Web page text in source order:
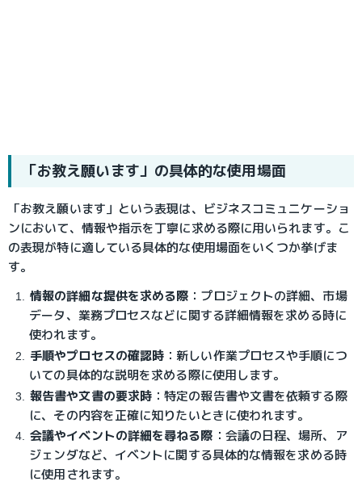
「お教え願います」の具体的な使用場面
「お教え願います」という表現は、ビジネスコミュニケーショ
ンにおいて、情報や指示を丁寧に求める際に用いられます。こ
の表現が特に適している具体的な使用場面をいくつか挙げま
す。
情報の詳細な提供を求める際 ： プロジェクトの詳細、市場
データ、業務プロセスなどに関する詳細情報を求める時に
使われます。
手順やプロセスの確認時 ： 新しい作業プロセスや手順につ
いての具体的な説明を求める際に使用します。
報告書や文書の要求時 ：特定の報告書や文書を依頼する際
に、その内容を正確に知りたいときに使われます。
会議やイベントの詳細を尋ねる際 ： 会議の日程、場所、ア
ジェンダなど、イベントに関する具体的な情報を求める時
に使用されます。